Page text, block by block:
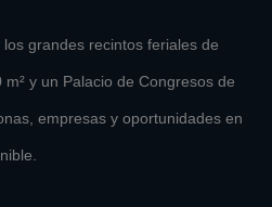
grandes recintos feriales de
y un Palacio de Congresos de
empresas y oportunidades en